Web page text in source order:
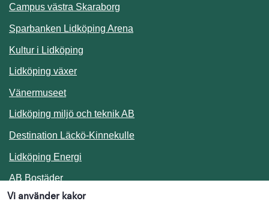
Vi använder kakor
Campus västra Skaraborg
Sparbanken Lidköping Arena
Kultur i Lidköping
Lidköping växer
Vänermuseet
Lidköping miljö och teknik AB
Destination Läckö-KinnekulleLänk till annan webbplats.
Lidköping Energi
AB BostäderLänk till annan webbplats.